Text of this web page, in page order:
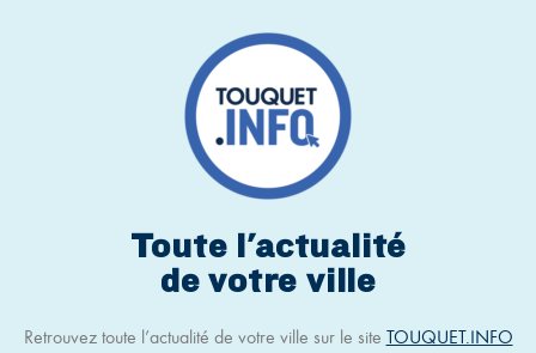
Toute l'actualité
de votre ville
Retrouvez toute l’actualité de votre ville sur le site TOUQUET.INFO